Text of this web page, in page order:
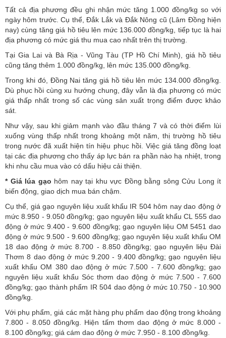
Tất cả địa phương đều ghi nhận mức tăng 1.000 đồng/kg so với
ngày hôm trước. Cụ thể, Đắk Lắk và Đắk Nông cũ (Lâm Đồng hiện
nay) cùng tăng giá hồ tiêu lên mức 136.000 đồng/kg, tiếp tục là hai
địa phương có mức giá thu mua cao nhất trên thị trường.
Tại Gia Lai và Bà Rịa - Vũng Tàu (TP Hồ Chí Minh), giá hồ tiêu
cũng tăng thêm 1.000 đồng/kg, lên mức 135.000 đồng/kg.
Trong khi đó, Đồng Nai tăng giá hồ tiêu lên mức 134.000 đồng/kg.
Dù phục hồi cùng xu hướng chung, đây vẫn là địa phương có mức
giá thấp nhất trong số các vùng sản xuất trọng điểm được khảo
sát.
Như vậy, sau khi giảm mạnh vào đầu tháng 7 và có thời điểm lùi
xuống vùng thấp nhất trong khoảng một năm, thị trường hồ tiêu
trong nước đã xuất hiện tín hiệu phục hồi. Việc giá tăng đồng loạt
tại các địa phương cho thấy áp lực bán ra phần nào hạ nhiệt, trong
khi nhu cầu mua vào có dấu hiệu cải thiện.
* Giá lúa gạo hôm nay tại khu vực Đồng bằng sông Cửu Long ít
biến động, giao dịch mua bán chậm.
Cụ thể, giá gạo nguyên liệu xuất khẩu IR 504 hôm nay dao động ở
mức 8.950 - 9.050 đồng/kg; gạo nguyên liệu xuất khẩu CL 555 dao
động ở mức 9.400 - 9.600 đồng/kg; gạo nguyên liệu OM 5451 dao
động ở mức 9.500 - 9.600 đồng/kg; gạo nguyên liệu xuất khẩu OM
18 dao động ở mức 8.700 - 8.850 đồng/kg; gạo nguyên liệu Đài
Thơm 8 dao động ở mức 9.200 - 9.400 đồng/kg; gạo nguyên liệu
xuất khẩu OM 380 dao động ở mức 7.500 - 7.600 đồng/kg; gạo
nguyên liệu xuất khẩu Sóc thơm dao động ở mức 7.500 - 7.600
đồng/kg; gạo thành phẩm IR 504 dao động ở mức 10.750 - 10.900
đồng/kg.
Với phụ phẩm, giá các mặt hàng phụ phẩm dao động trong khoảng
7.800 - 8.050 đồng/kg. Hiện tấm thơm dao động ở mức 8.000 -
8.100 đồng/kg; giá cám dao động ở mức 7.950 - 8.100 đồng/kg.